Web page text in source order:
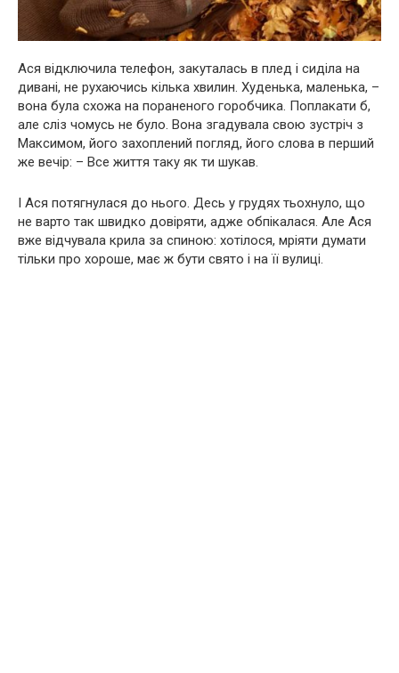
Ася відключила телефон, закуталась в плед і сиділа на
дивані, не рухаючись кілька хвилин. Худенька, маленька, –
вона була схожа на поpaненого горобчика. Поплакати б,
але сліз чомусь не було. Вона згадувала свою зустріч з
Максимом, його захоплений погляд, його слова в перший
же вечір: – Все життя таку як ти шукав.
І Ася потягнулася до нього. Десь у гpyдях тьохнуло, що
не варто так швидко довіряти, адже обпікалася. Але Ася
вже відчувала крила за спиною: хотілося, мріяти думати
тільки про хороше, має ж бути свято і на її вулиці.